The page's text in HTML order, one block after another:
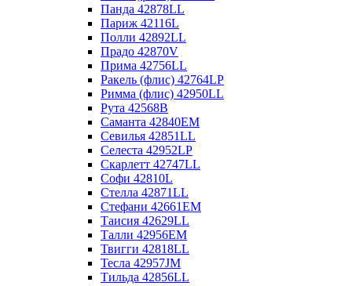
Панда 42878LL
Париж 42116L
Полли 42892LL
Прадо 42870V
Прима 42756LL
Ракель (флис) 42764LP
Римма (флис) 42950LL
Рута 42568B
Саманта 42840EM
Севилья 42851LL
Селеста 42952LP
Скарлетт 42747LL
Софи 42810L
Стелла 42871LL
Стефани 42661EM
Таисия 42629LL
Талли 42956EM
Твигги 42818LL
Тесла 42957JM
Тильда 42856LL